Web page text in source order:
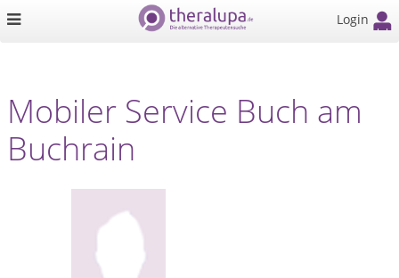
Login
Mobiler Service Buch am
Buchrain